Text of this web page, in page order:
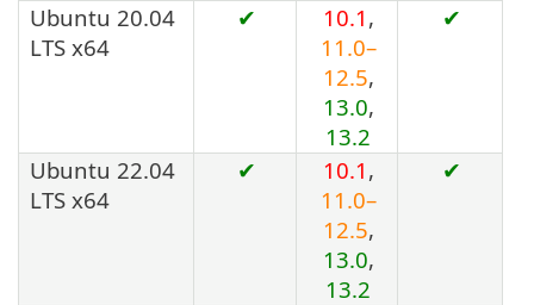
Ubuntu 20.04
LTS x64
✔ 10.1 ,
11.0–
12.5,
13.0,
13.2
✔
Ubuntu 22.04
LTS x64
✔ 10.1 ,
11.0–
12.5,
13.0,
13.2
✔